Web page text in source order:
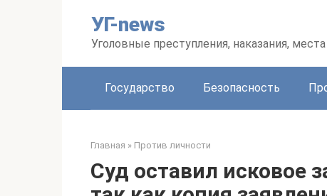
УГ-news
Уголовные преступления, наказания,
Государство Безопасность
Главная » Против личности
Суд оставил исковое